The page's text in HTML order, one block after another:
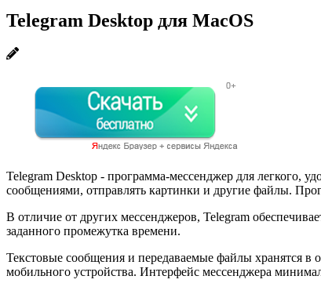
Telegram Desktop для MacOS
Telegram Desktop - программа-мессенджер для легкого,
сообщениями, отправлять картинки и другие файлы.
В отличие от других мессенджеров, Telegram
заданного промежутка времени.
Текстовые сообщения и передаваемые файлы хранятся в
мобильного устройства. Интерфейс мессенджера